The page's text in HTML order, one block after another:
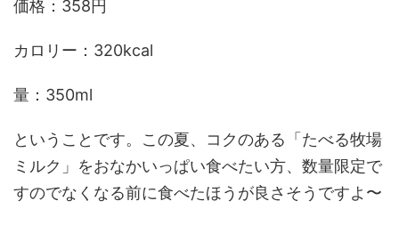
価格：358円
カロリー：320kcal
量：350ml
ということです。この夏、コクのある「たべる牧場
ミルク」をおなかいっぱい食べたい方、数量限定で
すのでなくなる前に食べたほうが良さそうですよ〜